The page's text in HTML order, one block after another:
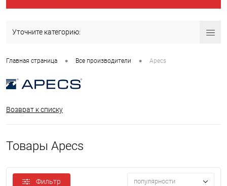
Уточните категорию:
Главная страница • Все производители • Apecs
Возврат к списку
Товары Apecs
Фильтр популярности